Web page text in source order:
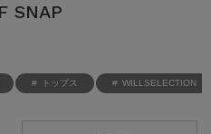
SNAP
トップス WILLSELECTION